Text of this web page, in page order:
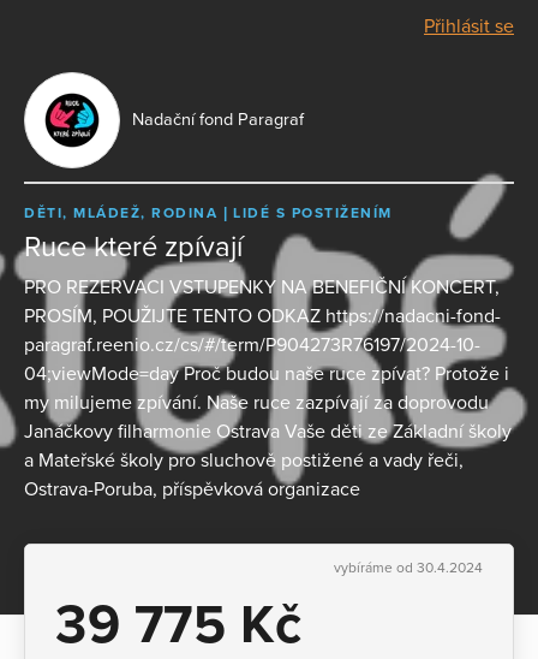
Přihlásit se
Nadační fond Paragraf
DĚTI, MLÁDEŽ, RODINA LIDÉ S POSTIŽENÍM
Ruce které zpívají
PRO REZERVACI VSTUPENKY NA BENEFIČNÍ KONCERT,
PROSÍM, POUŽIJTE TENTO ODKAZ https://nadacni-fond-
paragraf.reenio.cz/cs/#/term/P904273R76197/2024-10-
04;viewMode=day Proč budou naše ruce zpívat? Protože i
my milujeme zpívání. Naše ruce zazpívají za doprovodu
Janáčkovy filharmonie Ostrava Vaše děti ze Základní školy
a Mateřské školy pro sluchově postižené a vady řeči,
Ostrava-Poruba, příspěvková organizace
vybíráme od 30.4.2024
39 775 Kč